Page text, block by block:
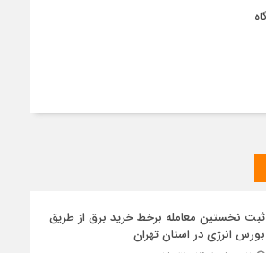
ثبت نخستین معامله برخط خرید برق از طریق
بورس انرژی در استان تهران